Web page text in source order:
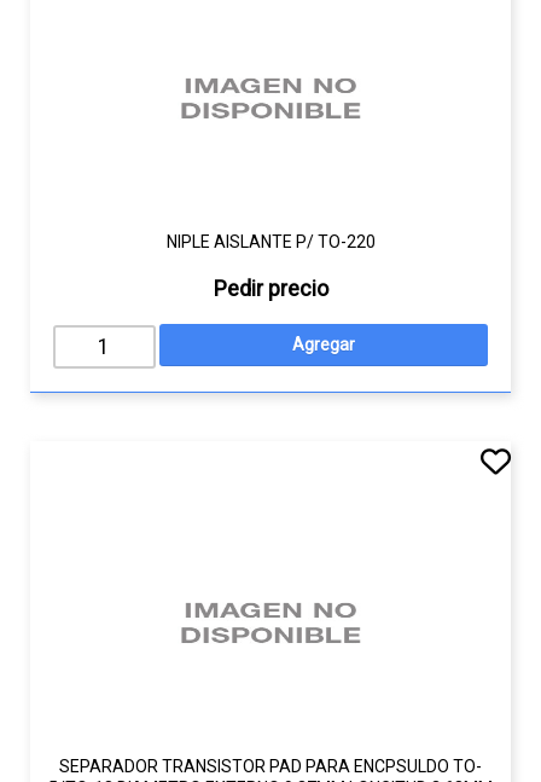
NIPLE AISLANTE P/ TO-220
Pedir precio
SEPARADOR TRANSISTOR PAD PARA ENCPSULDO TO-